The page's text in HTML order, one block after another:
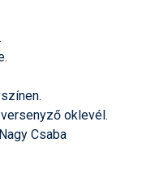
oklevél.
Csaba